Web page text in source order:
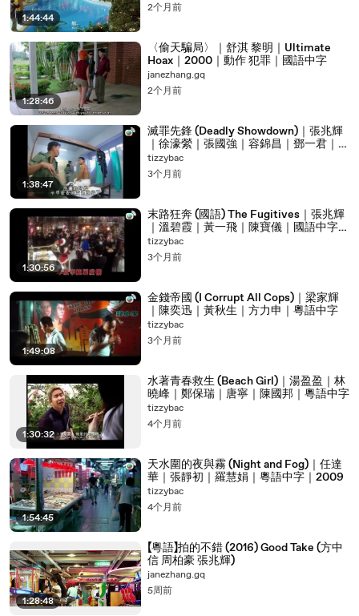
00:02:56
再北河就北极了
00:03:00
北边好像太干了
00:03:02
南边吧
00:03:04
姐 你就说你想去哪儿吧
00:03:07
行啊 口气够大的
00:03:12
姐去哪儿 我去哪儿
00:03:14
等我去所里
00:03:16
站住别动
00:03:17
别动
00:03:27
警察同志
00:03:28
能卖我一张票吗
00:03:30
不行
00:03:31
等等
00:03:33
我就知道你不会同意的
00:03:35
这一脸正气
00:03:36
一看就是个特有原则的人
00:03:38
行 行
00:03:39
行
00:03:42
要不然
00:03:43
你让我随便抽一张
00:04:06
来 买几个吗
00:04:07
你买几个吗
00:04:10
他吃两个吃点
00:04:11
不过再给你买几个
00:04:12
不过再给你买几个
00:04:42
不过再给你买几个
1:44:44
2个月前
1:28:46
〈偷天騙局〉｜舒淇 黎明｜Ultimate
Hoax｜2000｜動作 犯罪｜國語中字
janezhang.gq
2个月前
1:38:47
滅罪先鋒 (Deadly Showdown)｜張兆輝
｜徐濠縈｜張國強｜容錦昌｜鄧一君｜粵
語中字｜電視電影
tizzybac
3个月前
1:30:56
末路狂奔 (國語) The Fugitives｜張兆輝
｜溫碧霞｜黃一飛｜陳寶儀｜國語中字｜
電視電影
tizzybac
3个月前
1:49:08
金錢帝國 (I Corrupt All Cops)｜梁家輝
｜陳奕迅｜黃秋生｜方力申｜粵語中字
tizzybac
3个月前
1:30:32
水著青春救生 (Beach Girl)｜湯盈盈｜林
曉峰｜鄭保瑞｜唐寧｜陳國邦｜粵語中字
tizzybac
4个月前
1:54:45
天水圍的夜與霧 (Night and Fog)｜任達
華｜張靜初｜羅慧娟｜粵語中字｜2009
tizzybac
4个月前
1:28:48
【粵語】拍的不錯 (2016) Good Take (方中
信 周柏豪 張兆輝)
janezhang.gq
5周前